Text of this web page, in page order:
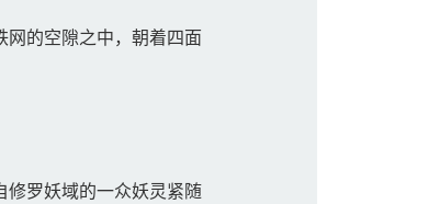
的空隙之中，朝着四面
罗妖域的一众妖灵紧随